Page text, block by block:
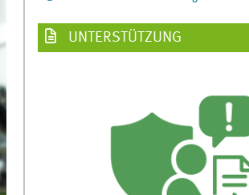
UNTERSTÜTZUNG